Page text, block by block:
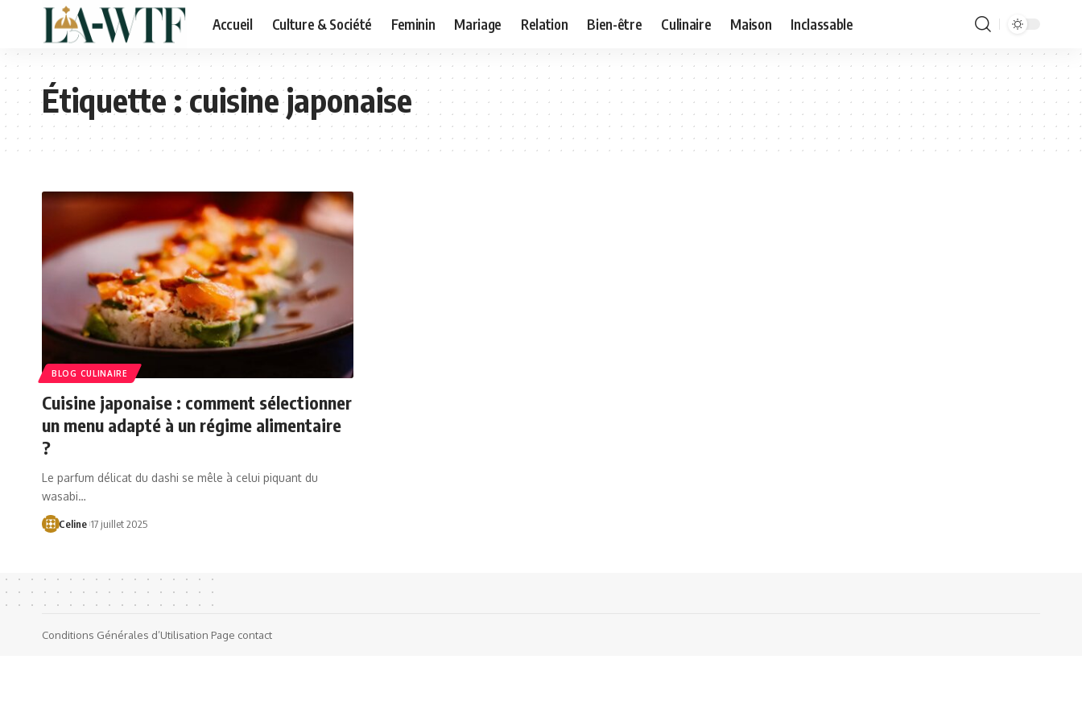
Accueil Culture & Société Feminin Mariage Relation Bien-être Culinaire Maison Inclassable
Étiquette :cuisine japonaise
BLOG CULINAIRE
Cuisine japonaise : comment sélectionner
un menu adapté à un régime alimentaire
?
Le parfum délicat du dashi se mêle à celui piquant du
wasabi…
Celine 17 juillet 2025
Conditions Générales d’Utilisation Page contact